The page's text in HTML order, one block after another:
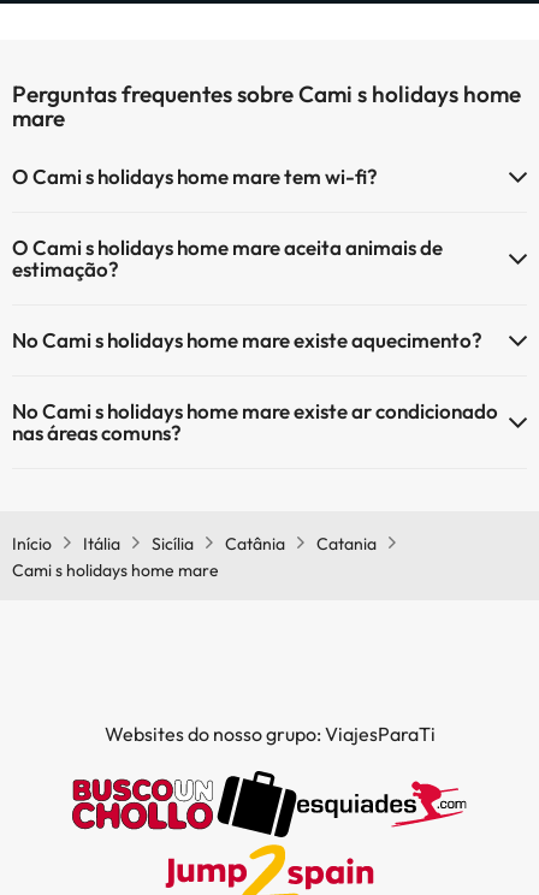
Perguntas frequentes sobre Cami s holidays home
mare
O Cami s holidays home mare tem wi-fi?
O Cami s holidays home mare aceita animais de
estimação?
No Cami s holidays home mare existe aquecimento?
comuns.
No Cami s holidays home mare existe ar condicionado
nas áreas comuns?
Início
Itália Sicília Catânia
Catania
Cami s holidays home mare
Websites do nosso grupo: ViajesParaTi